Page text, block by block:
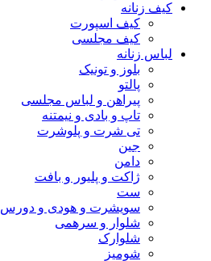
کیف زنانه
کیف اسپورت
کیف مجلسی
لباس زنانه
بلوز و تونیک
پالتو
پیراهن و لباس مجلسی
تاپ و بادی و نیمتنه
تی شرت و پلوشرت
جین
دامن
ژاکت و پلیور و بافت
ست
سویشرت و هودی و دورس
شلوار و سرهمی
شلوارک
شومیز